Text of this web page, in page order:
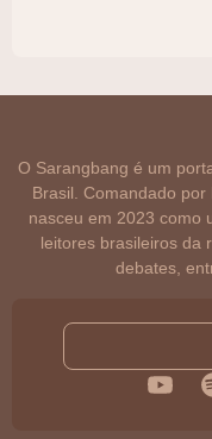
O Sarangbang é um
Brasil. Comandado
nasceu em 2023 como
leitores brasileiros da
debates,